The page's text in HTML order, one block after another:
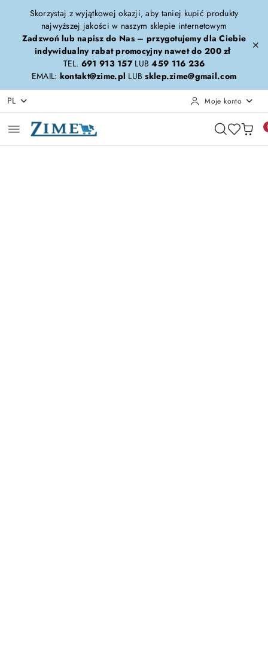
Przejdź do treści głównej
Przejdź do wyszukiwarki
Przejdź do moje konto
Przejdź do menu głównego
Przejdź do opisu produktu
Przejdź do stopki
Skorzystaj z wyjątkowej okazji, aby taniej kupić produkty
najwyższej jakości w naszym sklepie internetowym
Zadzwoń lub napisz do Nas – przygotujemy dla Ciebie
indywidualny rabat promocyjny nawet do 200 zł
TEL. 691 913 157LUB459 116 236
EMAIL: kontakt@zime.pl LUBsklep.zime@gmail.com
PL Moje konto